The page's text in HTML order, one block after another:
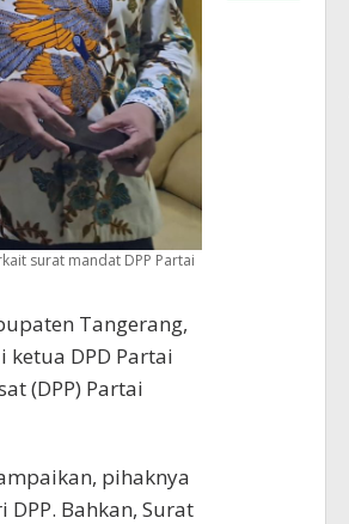
surat mandat DPP Partai
Tangerang,
DPD Partai
(DPP) Partai
pihaknya
Bahkan, Surat